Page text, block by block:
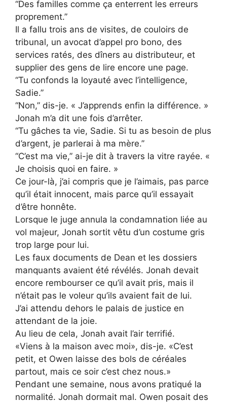
“Des familles comme ça enterrent les erreurs
proprement.”
Il a fallu trois ans de visites, de couloirs de
tribunal, un avocat d’appel pro bono, des
services ratés, des dîners au distributeur, et
supplier des gens de lire encore une page.
“Tu confonds la loyauté avec l’intelligence,
Sadie.”
“Non,” dis-je. « J’apprends enfin la différence. »
Jonah m’a dit une fois d’arrêter.
“Tu gâches ta vie, Sadie. Si tu as besoin de plus
d’argent, je parlerai à ma mère.”
“C’est ma vie,” ai-je dit à travers la vitre rayée. «
Je choisis quoi en faire. »
Ce jour-là, j’ai compris que je l’aimais, pas parce
qu’il était innocent, mais parce qu’il essayait
d’être honnête.
Lorsque le juge annula la condamnation liée au
vol majeur, Jonah sortit vêtu d’un costume gris
trop large pour lui.
Les faux documents de Dean et les dossiers
manquants avaient été révélés. Jonah devait
encore rembourser ce qu’il avait pris, mais il
n’était pas le voleur qu’ils avaient fait de lui.
J’ai attendu dehors le palais de justice en
attendant de la joie.
Au lieu de cela, Jonah avait l’air terrifié.
«Viens à la maison avec moi», dis-je. «C’est
petit, et Owen laisse des bols de céréales
partout, mais ce soir c’est chez nous.»
Pendant une semaine, nous avons pratiqué la
normalité. Jonah dormait mal. Owen posait des